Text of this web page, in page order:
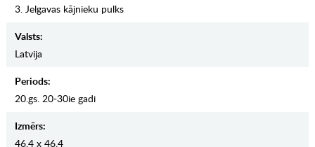
3. Jelgavas kājnieku pulks
Valsts:
Latvija
Periods:
20.gs. 20-30ie gadi
Izmērs:
46.4 x 46.4